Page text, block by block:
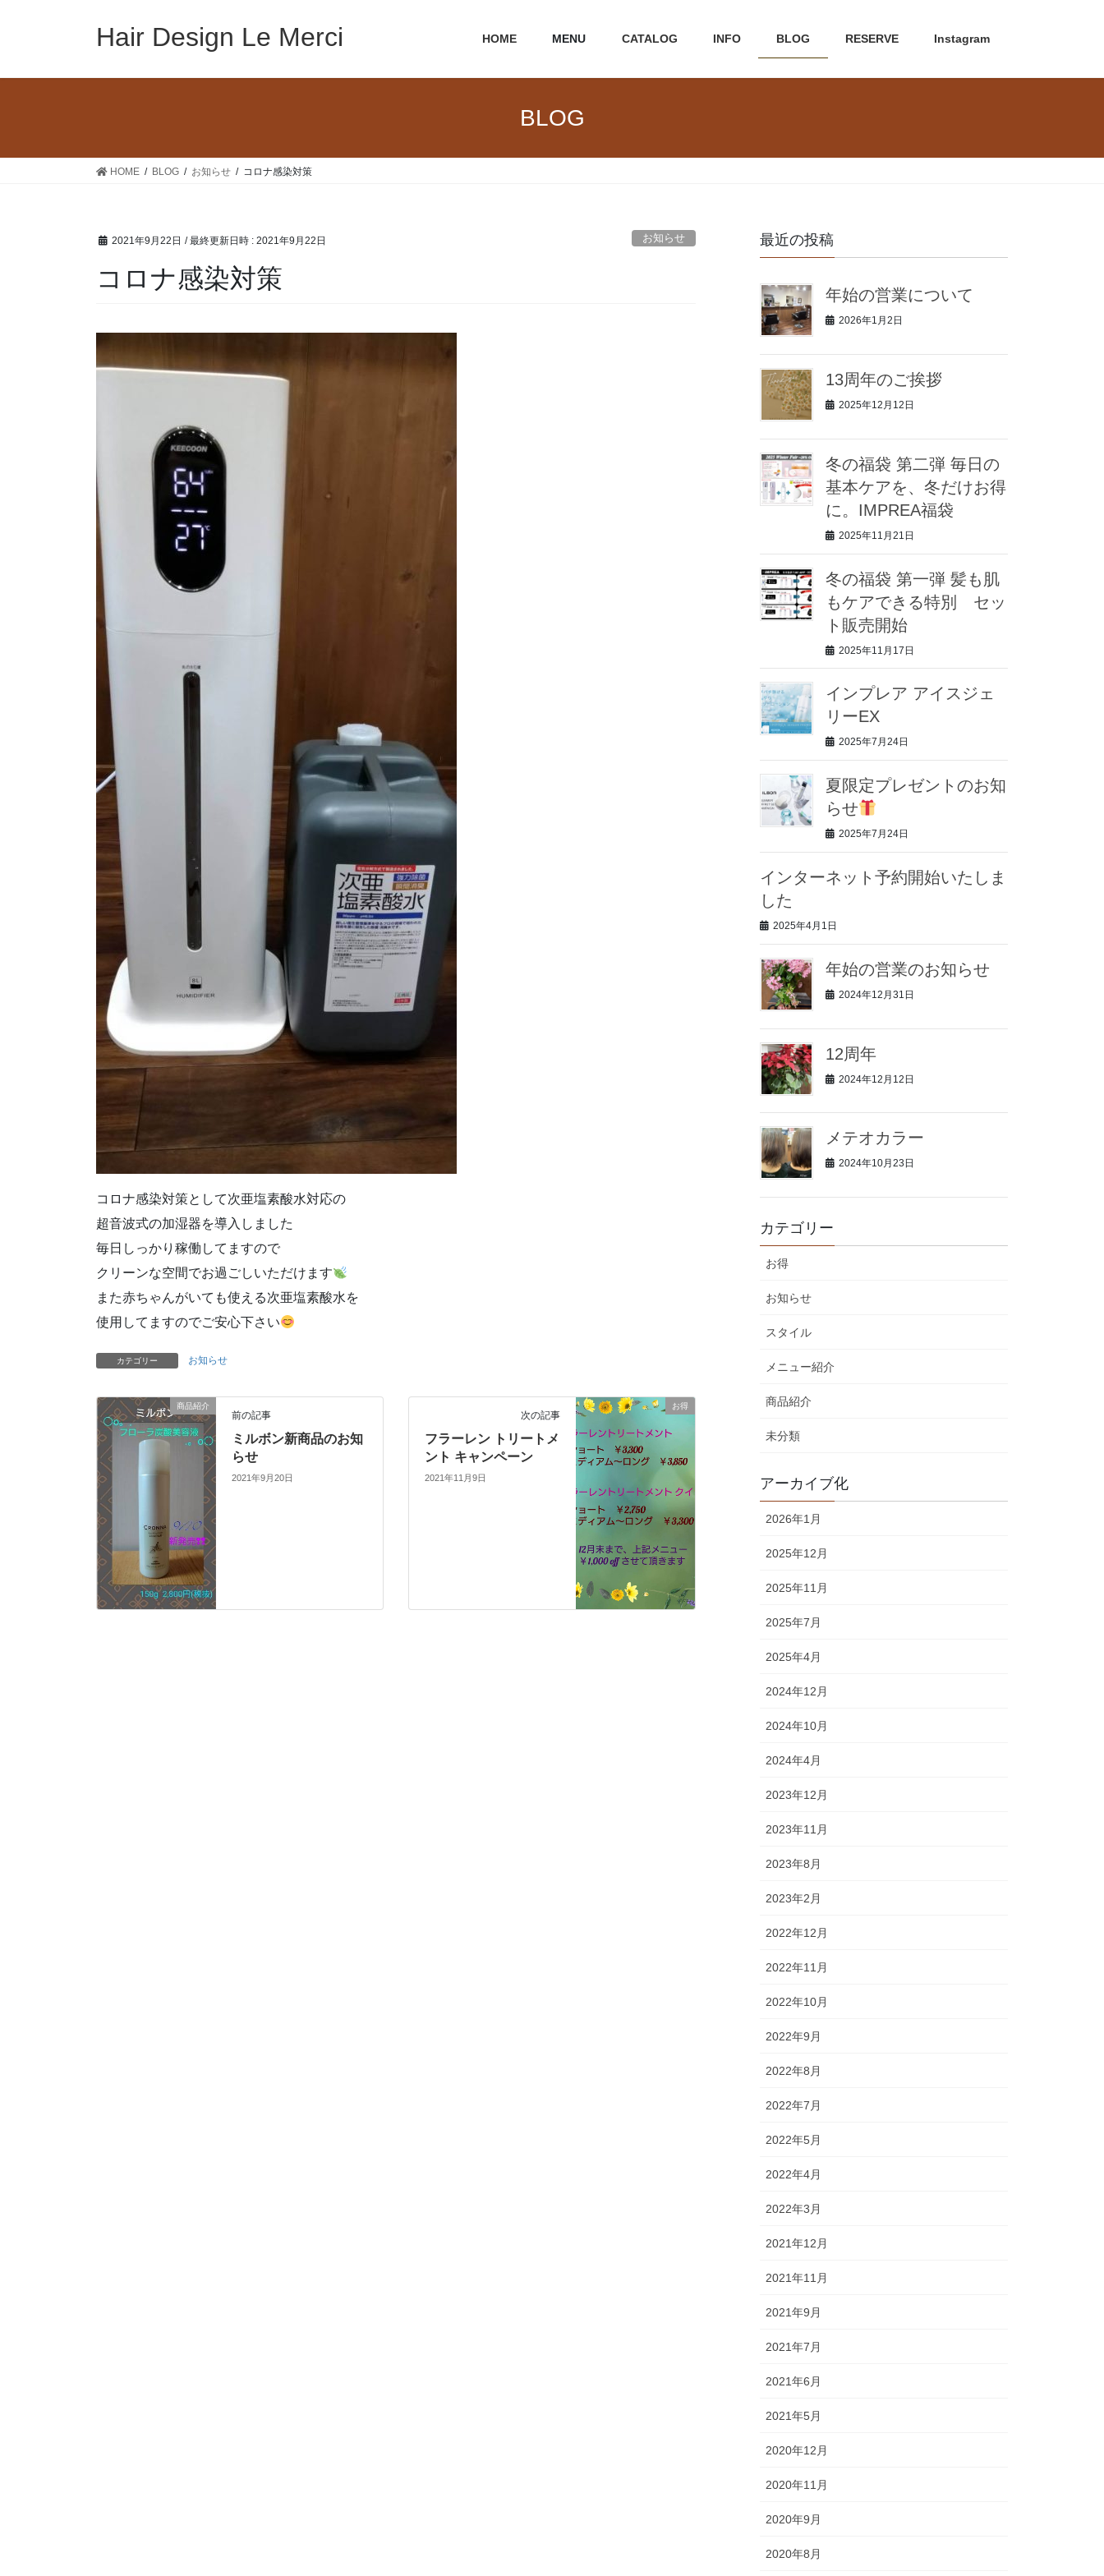
Hair Design Le Merci HOME MENU CATALOG INFO BLOG RESERVE Instagram
BLOG
HOME BLOG お知らせ コロナ感染対策
2021年9月22日 / 最終更新日時 : 2021年9月22日 お知らせ
コロナ感染対策
コロナ感染対策として次亜塩素酸水対応の
超音波式の加湿器を導入しました
毎日しっかり稼働してますので
クリーンな空間でお過ごしいただけます
また赤ちゃんがいても使える次亜塩素酸水を
使用してますのでご安心下さい
カテゴリー お知らせ
商品紹介
前の記事
ミルボン新商品のお知
らせ
2021年9月20日
お得
次の記事
フラーレン トリートメ
ント キャンペーン
2021年11月9日
最近の投稿
年始の営業について
2026年1月2日
13周年のご挨拶
2025年12月12日
冬の福袋 第二弾 毎日の
基本ケアを、冬だけお得
に。IMPREA福袋
2025年11月21日
冬の福袋 第一弾 髪も肌
もケアできる特別 セッ
ト販売開始
2025年11月17日
インプレア アイスジェ
リーEX
2025年7月24日
夏限定プレゼントのお知
らせ
2025年7月24日
インターネット予約開始いたしま
した
2025年4月1日
年始の営業のお知らせ
2024年12月31日
12周年
2024年12月12日
メテオカラー
2024年10月23日
カテゴリー
お得
お知らせ
スタイル
メニュー紹介
商品紹介
未分類
アーカイブ化
2026年1月
2025年12月
2025年11月
2025年7月
2025年4月
2024年12月
2024年10月
2024年4月
2023年12月
2023年11月
2023年8月
2023年2月
2022年12月
2022年11月
2022年10月
2022年9月
2022年8月
2022年7月
2022年5月
2022年4月
2022年3月
2021年12月
2021年11月
2021年9月
2021年7月
2021年6月
2021年5月
2020年12月
2020年11月
2020年9月
2020年8月